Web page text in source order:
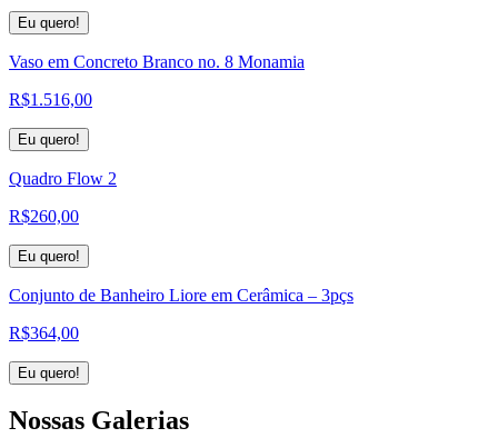
Eu quero!
Vaso em Concreto Branco no. 8 Monamia
R$1.516,00
Eu quero!
Quadro Flow 2
R$260,00
Eu quero!
Conjunto de Banheiro Liore em Cerâmica – 3pçs
R$364,00
Eu quero!
Nossas Galerias